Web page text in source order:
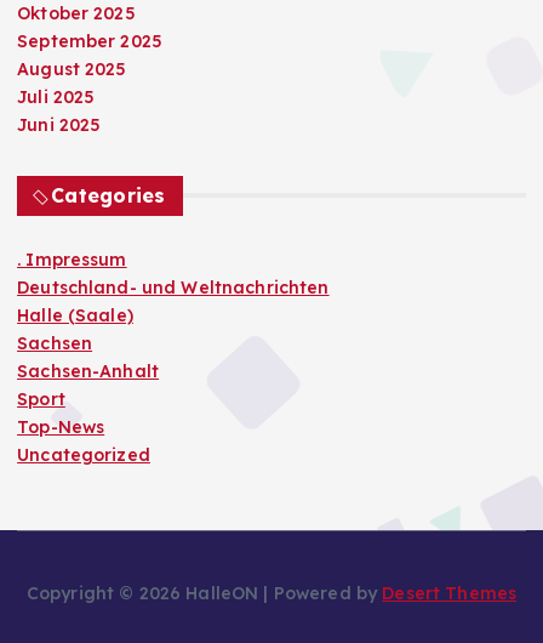
Oktober 2025
September 2025
August 2025
Juli 2025
Juni 2025
Categories
. Impressum
Deutschland- und Weltnachrichten
Halle (Saale)
Sachsen
Sachsen-Anhalt
Sport
Top-News
Uncategorized
Copyright © 2026 HalleON | Powered by Desert Themes